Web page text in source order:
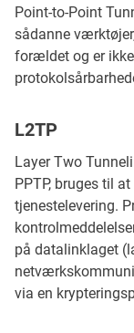
Point-to-Point
sådanne
forældet og er
L2TP
Layer Two
PPTP, bruges til
tjenestelevering.
på datalinklaget
via en